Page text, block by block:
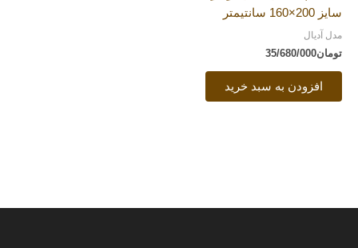
سایز 200×160 سانتیمتر
مدل آدیال
تومان35/680/000
افزودن به سبد خرید